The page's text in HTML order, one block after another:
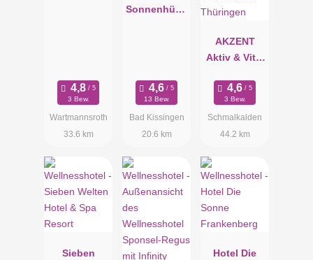
3 Bew.
Wartmannsroth
33.6 km
Sonnenhüge
13 Bew.
Bad Kissingen
20.6 km
AKZENT
Aktiv & Vital
Thüringen
3 Bew.
Schmalkalden
44.2 km
Sieben
Hotel Die